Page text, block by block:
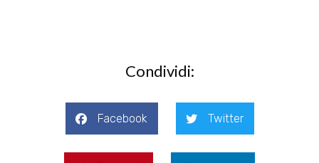
Condividi:
Facebook Twitter